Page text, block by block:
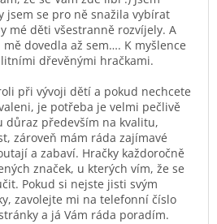
jsem se pro ně snažila vybírat
mé děti všestranně rozvíjely. A
dovedla až sem…. K myšlence
dřevěnými hračkami.
při vývoji dětí a pokud nechcete
je potřeba je velmi pečlivě
důraz především na kvalitu,
zároveň mám ráda zajímavé
a zabaví. Hračky každoročně
značek, u kterých vím, že se
Pokud si nejste jisti svým
zavolejte mi na telefonní číslo
a já Vám ráda poradím.